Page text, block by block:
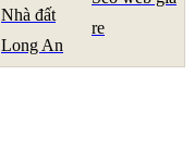
Nhà đất
Long An
re